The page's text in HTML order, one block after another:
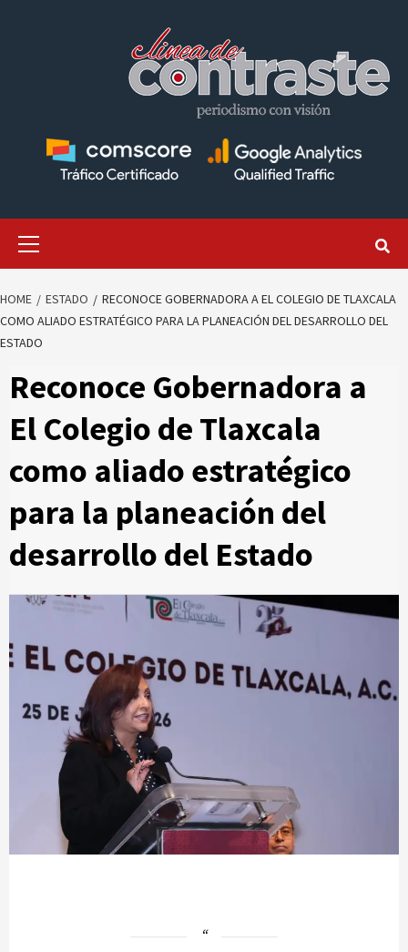
HOME ESTADO
RECONOCE GOBERNADORA A EL COLEGIO DE TLAXCALA
COMO ALIADO ESTRATÉGICO PARA LA PLANEACIÓN DEL DESARROLLO DEL
ESTADO
Reconoce Gobernadora a
El Colegio de Tlaxcala
como aliado estratégico
para la planeación del
desarrollo del Estado